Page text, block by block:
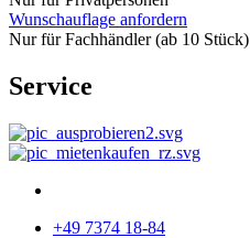
Wunschauflage anfordern
Nur für Fachhändler (ab 10 Stück)
Service
+49 7374 18-84